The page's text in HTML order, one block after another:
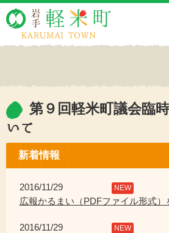
第９回軽米町議会臨
いて
新着情報
2016/11/29 NEW
広報かるまい（PDFファイル形式）
2016/11/29 NEW